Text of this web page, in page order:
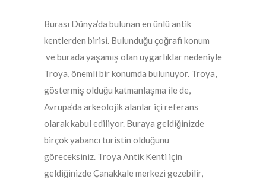
Burası Dünya’da bulunan en ünlü antik
kentlerden birisi. Bulunduğu çoğrafi konum
ve burada yaşamış olan uygarlıklar nedeniyle
Troya, önemli bir konumda bulunuyor. Troya,
göstermiş olduğu katmanlaşma ile de,
Avrupa’da arkeolojik alanlar içi referans
olarak kabul ediliyor. Buraya geldiğinizde
birçok yabancı turistin olduğunu
göreceksiniz. Troya Antik Kenti için
geldiğinizde Çanakkale merkezi gezebilir,